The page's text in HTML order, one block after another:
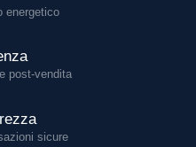
energetico
post-vendita
sicure